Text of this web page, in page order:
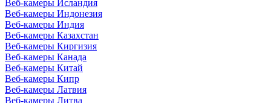
Веб-камеры Исландия
Веб-камеры Индонезия
Веб-камеры Индия
Веб-камеры Казахстан
Веб-камеры Киргизия
Веб-камеры Канада
Веб-камеры Китай
Веб-камеры Кипр
Веб-камеры Латвия
Веб-камеры Литва